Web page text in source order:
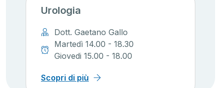
Urologia
Dott. Gaetano Gallo
Martedì 14.00 - 18.30
Giovedi 15.00 - 18.00
Scopri di più